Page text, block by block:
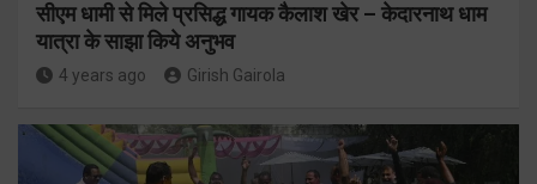
सीएम धामी से मिले प्रसिद्ध गायक कैलाश खेर – केदारनाथ धाम
यात्रा के साझा किये अनुभव
4 years ago Girish Gairola